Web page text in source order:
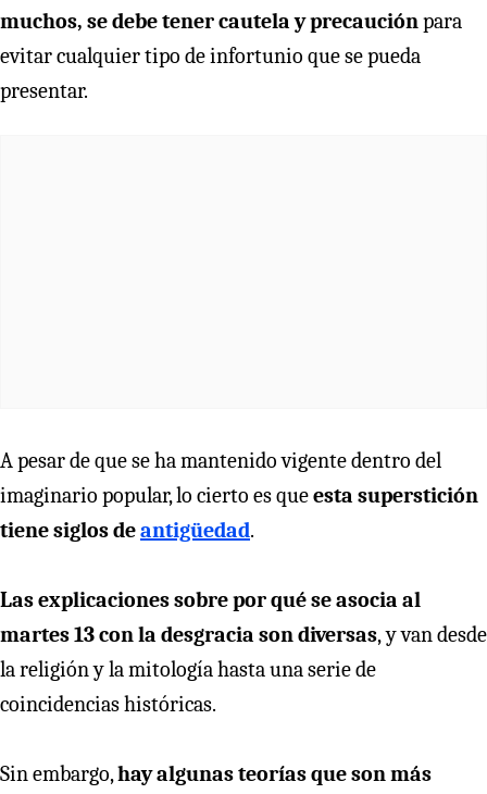
muchos, se debe tener cautela y precauciónpara
evitar cualquier tipo de infortunio que se pueda
presentar.
A pesar de que se ha mantenido vigente dentro del
imaginario popular, lo cierto es queesta superstición
tiene siglos deantigüedad.
Las explicaciones sobre por qué se asocia al
martes 13 con la desgracia son diversas,y van desde
la religión y la mitología hasta una serie de
coincidencias históricas.
Sin embargo,hay algunas teorías que son más